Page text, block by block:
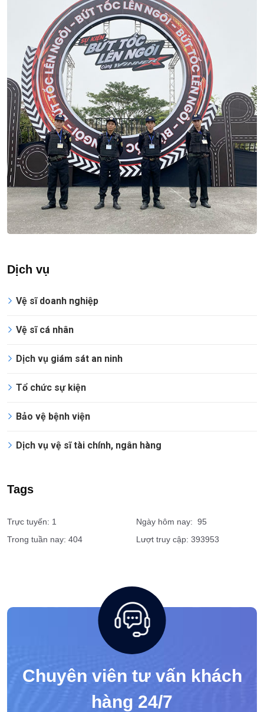
Dịch vụ
Vệ sĩ doanh nghiệp
Vệ sĩ cá nhân
Dịch vụ giám sát an ninh
Tổ chức sự kiện
Bảo vệ bệnh viện
Dịch vụ vệ sĩ tài chính, ngân hàng
Tags
Trực tuyến: 1
Ngày hôm nay: 95
Trong tuần nay: 404
Lượt truy cập: 393953
Chuyên viên tư vấn khách
hàng 24/7